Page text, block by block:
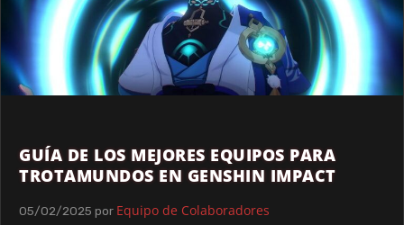
GUÍA DE LOS MEJORES EQUIPOS PARA
TROTAMUNDOS EN GENSHIN IMPACT
05/02/2025 por Equipo de Colaboradores